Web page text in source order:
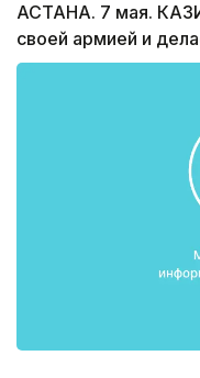
АСТАНА. 7 мая.
своей армией и